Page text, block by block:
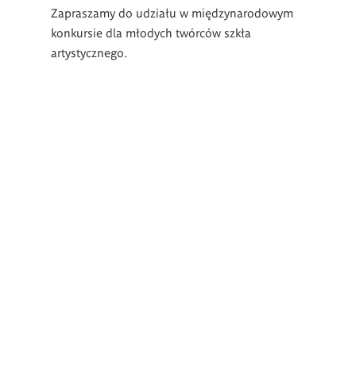
Zapraszamy do udziału w międzynarodowym
konkursie dla młodych twórców szkła
artystycznego.